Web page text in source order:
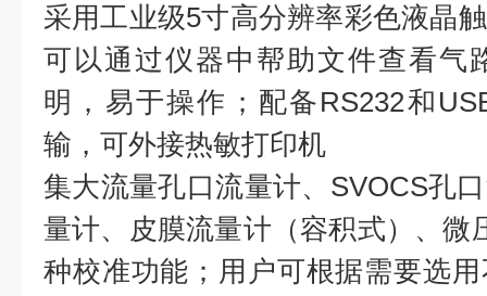
采用工业级5寸高分辨率彩色液晶
可以通过仪器中帮助文件查看气
明，易于操作；配备RS232和
输，可外接热敏打印机
集大流量孔口流量计、SVOCS孔
量计、皮膜流量计（容积式）、微
种校准功能；用户可根据需要选